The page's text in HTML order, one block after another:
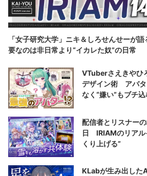
「女子研究大学」ニキ＆しろせんせーが
要なのは非日常より“イカレた奴”の日常
VTuberさえきやひ
デザイン術 アバタ
なく“嫌い”もブチ
配信者とリスナー
日 IRIAMのリアル
くり上げる”
KLabが生み出した